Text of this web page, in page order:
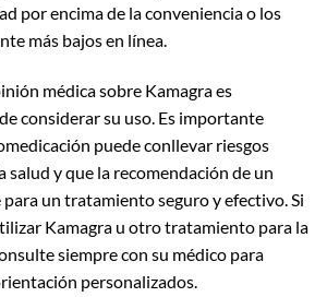
por encima de la conveniencia o los
más bajos en línea.
médica sobre Kamagra es
considerar su uso. Es importante
puede conllevar riesgos
salud y que la recomendación de un
un tratamiento seguro y efectivo. Si
Kamagra u otro tratamiento para la
siempre con su médico para
personalizados.